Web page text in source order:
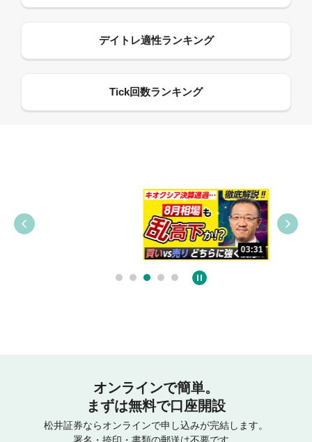
03:31
オンラインで簡単。
まずは無料で口座開設
松井証券ならオンラインで申し込みが完結します。